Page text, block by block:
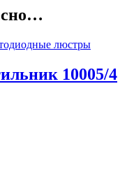
люстры
10005/4